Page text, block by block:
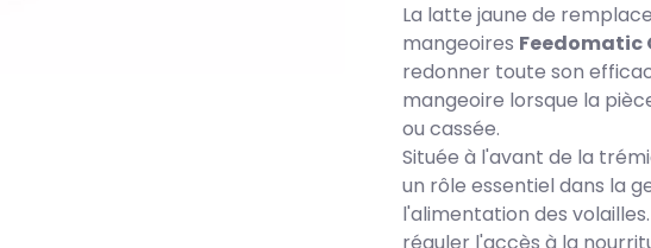
La latte jaune de
mangeoires Feedomatic
redonner toute son
mangeoire lorsque la
ou cassée.
Située à l'avant de la
un rôle essentiel dans la
l'alimentation des